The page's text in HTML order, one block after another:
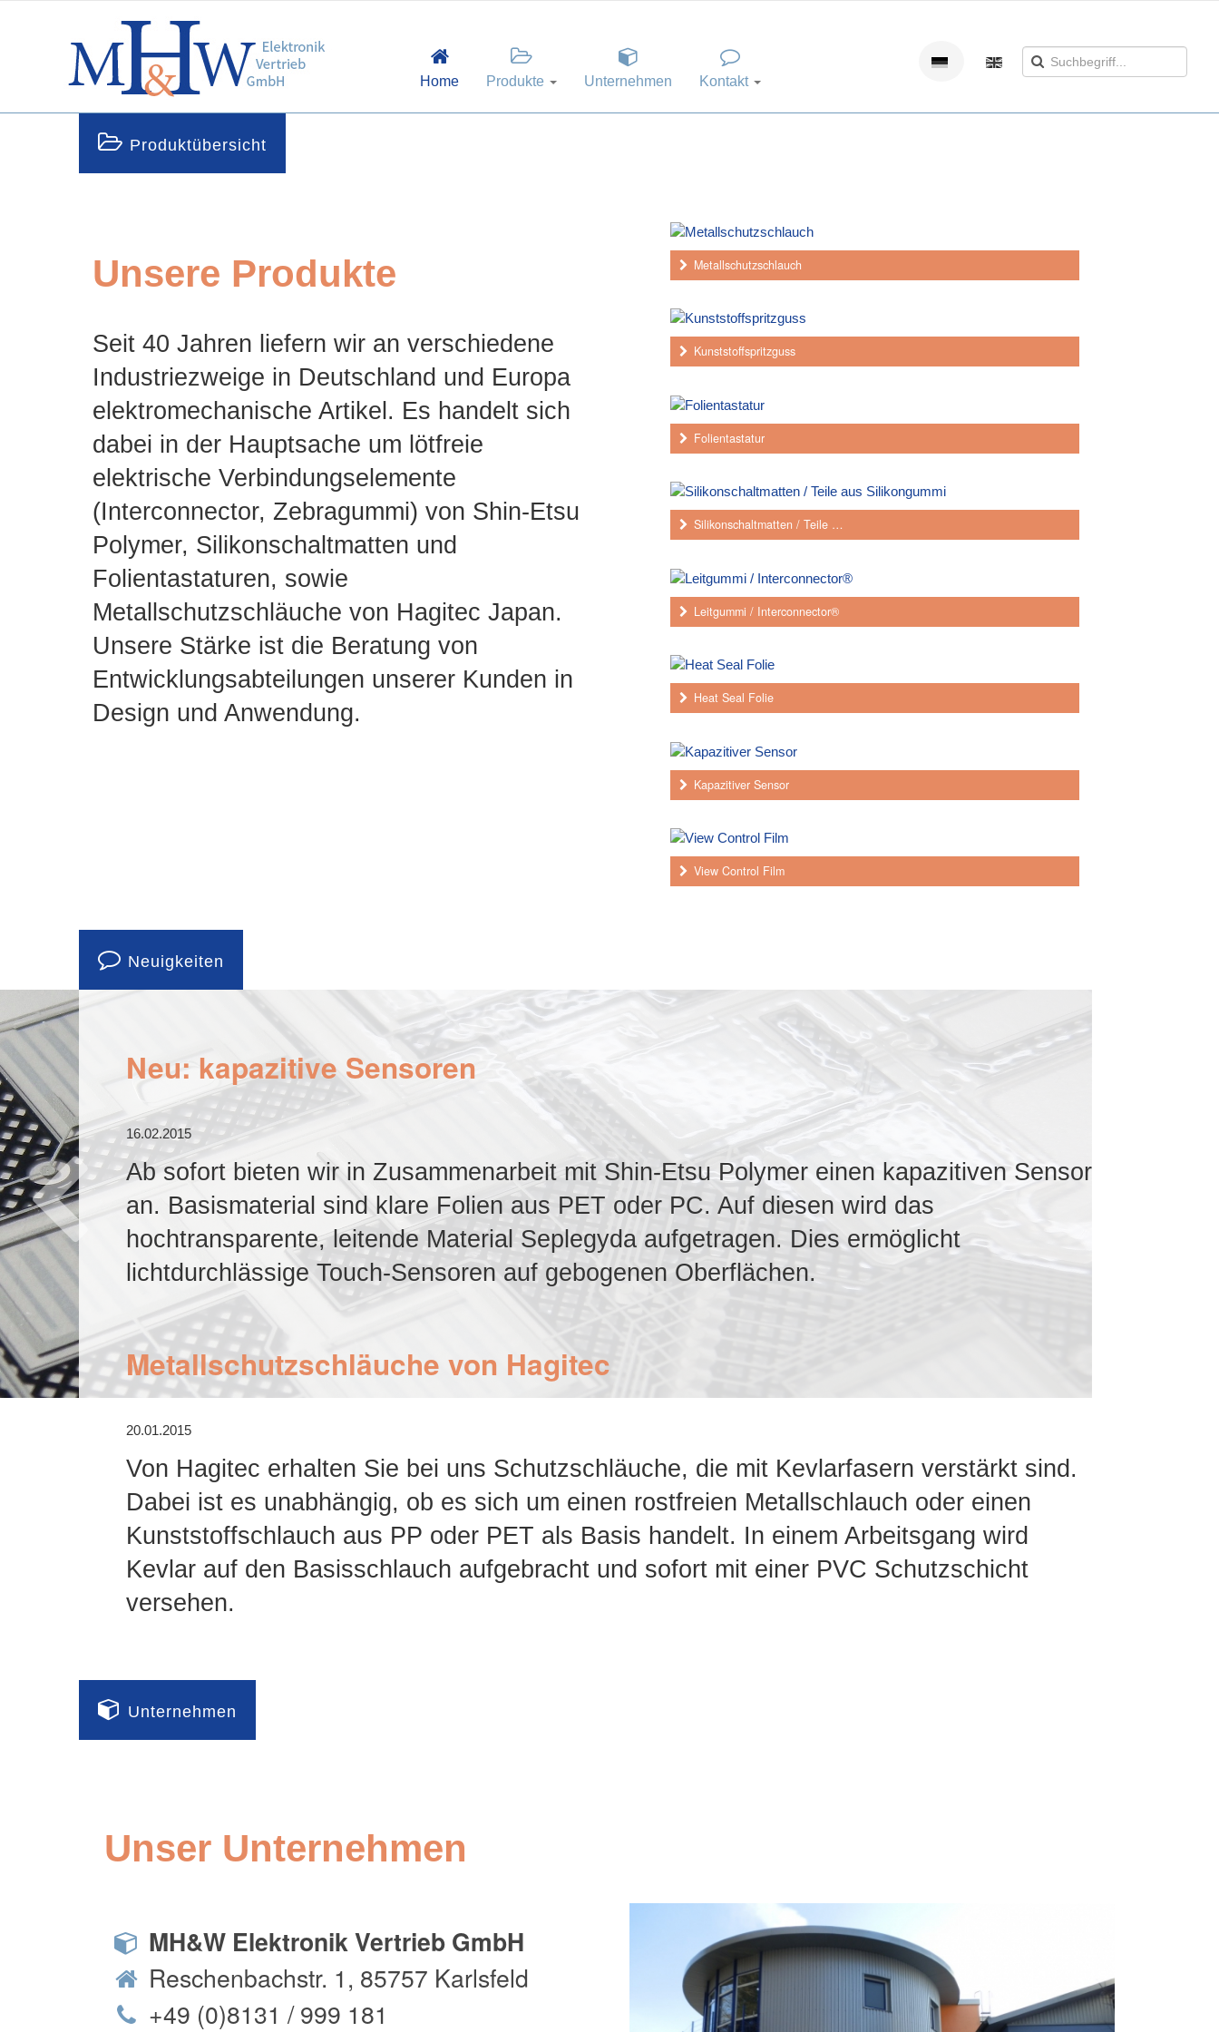
Home Produkte Unternehmen Kontakt
Produktübersicht
Unsere Produkte
Seit 40 Jahren liefern wir an verschiedene
Industriezweige in Deutschland und Europa
elektromechanische Artikel. Es handelt sich
dabei in der Hauptsache um lötfreie
elektrische Verbindungselemente
(Interconnector, Zebragummi) von Shin-Etsu
Polymer, Silikonschaltmatten und
Folientastaturen, sowie
Metallschutzschläuche von Hagitec Japan.
Unsere Stärke ist die Beratung von
Entwicklungsabteilungen unserer Kunden in
Design und Anwendung.
Metallschutzschlauch
Kunststoffspritzguss
Folientastatur
Silikonschaltmatten / Teile …
Leitgummi / Interconnector®
Heat Seal Folie
Kapazitiver Sensor
View Control Film
Neuigkeiten
Neu: kapazitive Sensoren
16.02.2015
Ab sofort bieten wir in Zusammenarbeit mit Shin-Etsu Polymer einen kapazitiven Sensor
an. Basismaterial sind klare Folien aus PET oder PC. Auf diesen wird das
hochtransparente, leitende Material Seplegyda aufgetragen. Dies ermöglicht
lichtdurchlässige Touch-Sensoren auf gebogenen Oberflächen.
Metallschutzschläuche von Hagitec
20.01.2015
Von Hagitec erhalten Sie bei uns Schutzschläuche, die mit Kevlarfasern verstärkt sind.
Dabei ist es unabhängig, ob es sich um einen rostfreien Metallschlauch oder einen
Kunststoffschlauch aus PP oder PET als Basis handelt. In einem Arbeitsgang wird
Kevlar auf den Basisschlauch aufgebracht und sofort mit einer PVC Schutzschicht
versehen.
Unternehmen
Unser Unternehmen
MH&W Elektronik Vertrieb GmbH
Reschenbachstr. 1, 85757 Karlsfeld
+49 (0)8131 / 999 181